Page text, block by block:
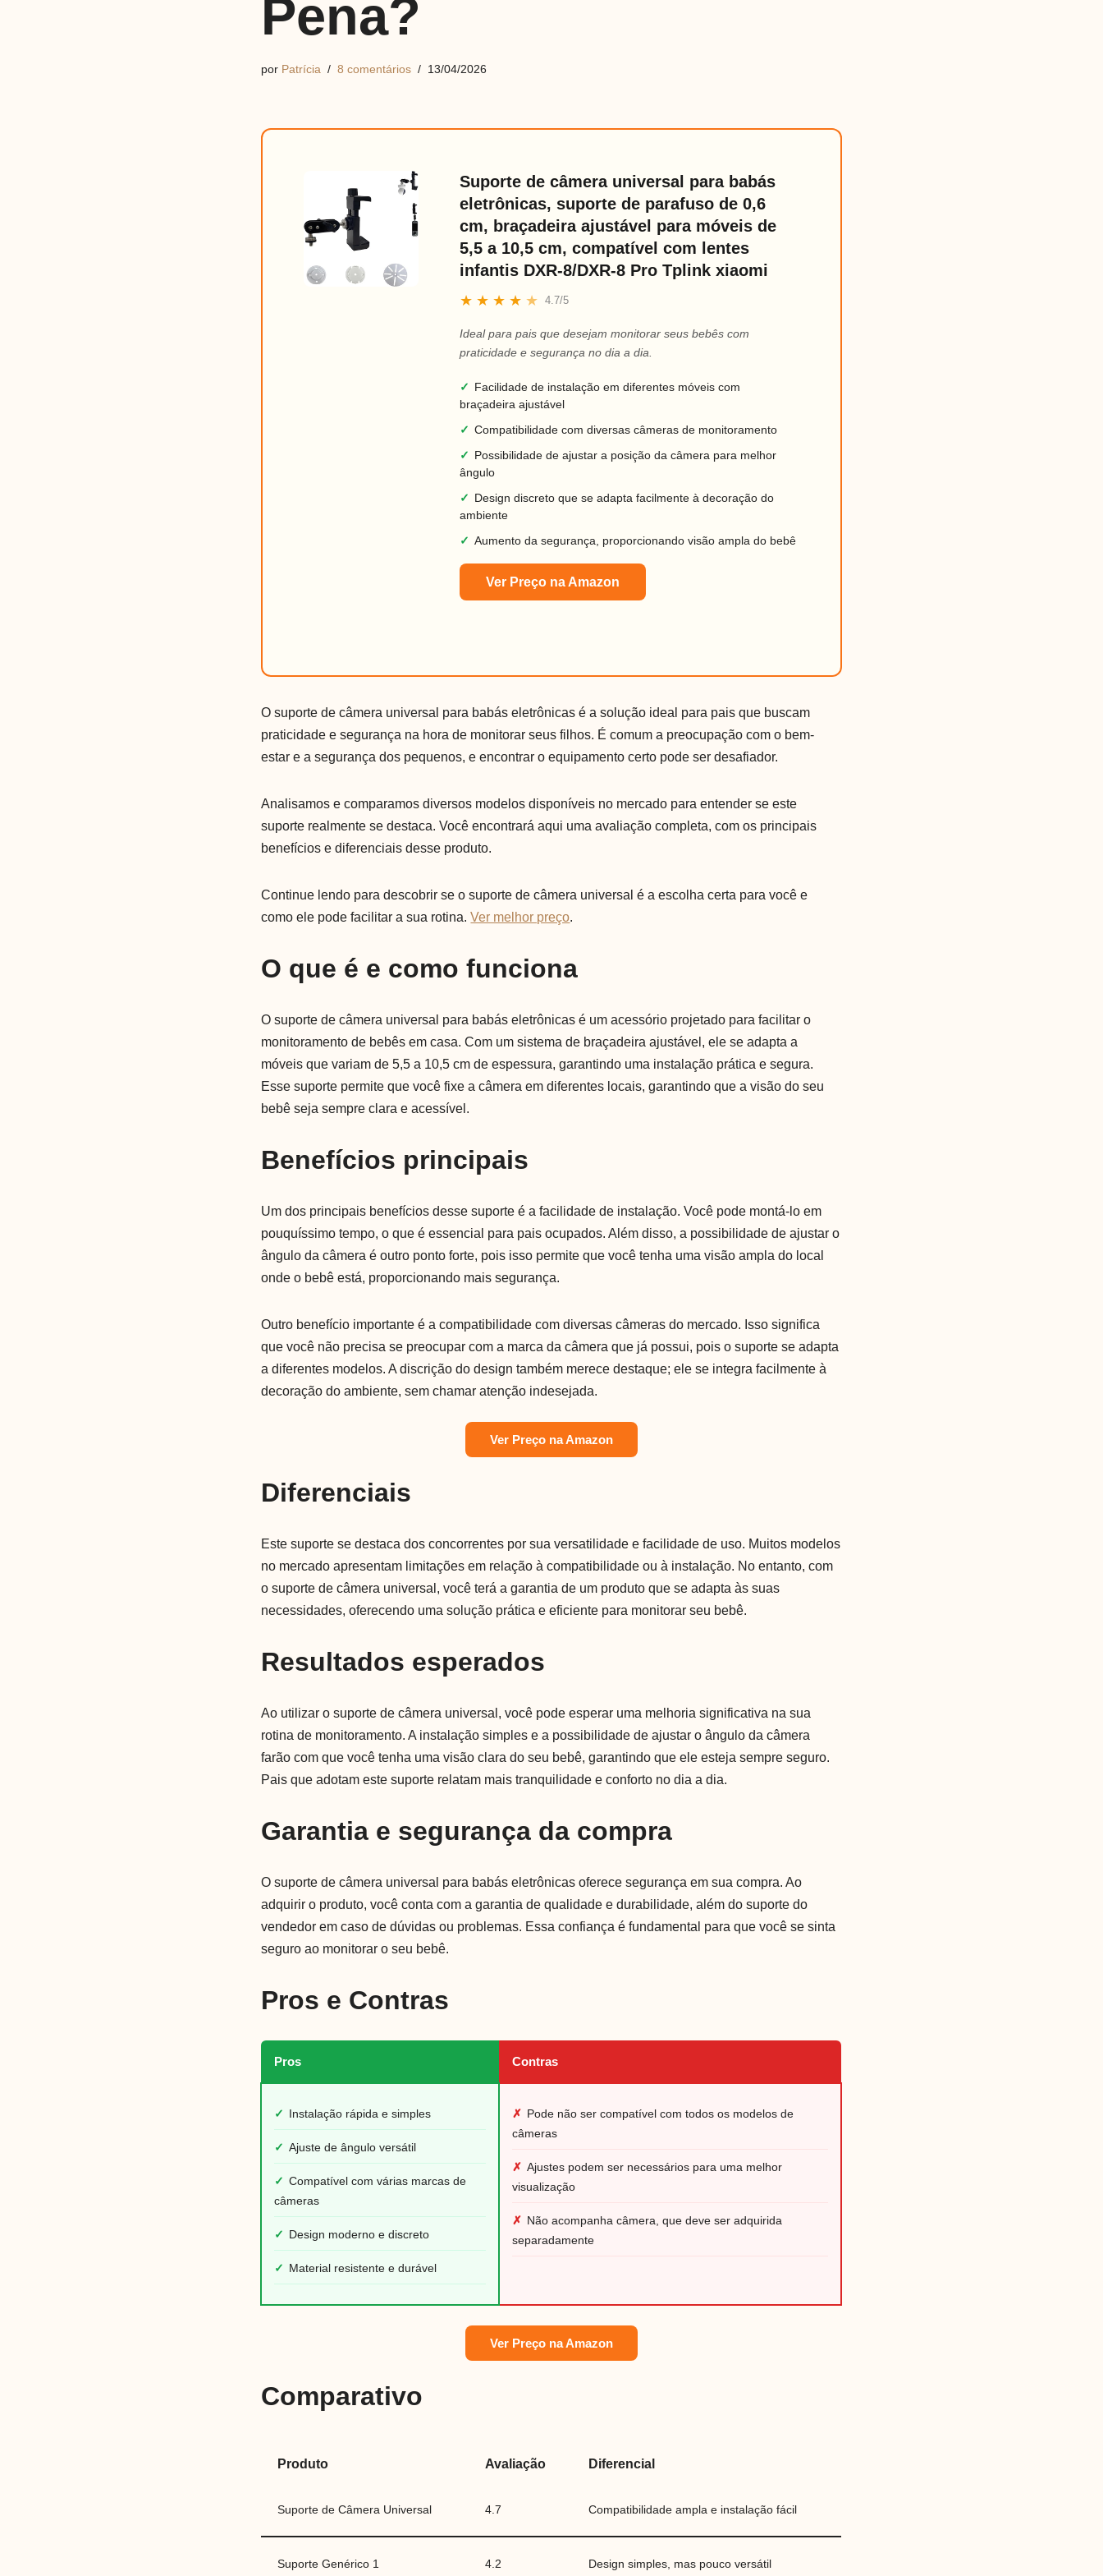
Pena?
por Patrícia 8 comentários 13/04/2026
Suporte de câmera universal para babás
eletrônicas, suporte de parafuso de 0,6
cm, braçadeira ajustável para móveis de
5,5 a 10,5 cm, compatível com lentes
infantis DXR-8/DXR-8 Pro Tplink xiaomi
★ ★ ★ ★ ★ 4.7/5
Ideal para pais que desejam monitorar seus bebês com
praticidade e segurança no dia a dia.
✓ Facilidade de instalação em diferentes móveis com
braçadeira ajustável
✓ Compatibilidade com diversas câmeras de monitoramento
✓ Possibilidade de ajustar a posição da câmera para melhor
ângulo
✓ Design discreto que se adapta facilmente à decoração do
ambiente
✓ Aumento da segurança, proporcionando visão ampla do bebê
Ver Preço na Amazon
O suporte de câmera universal para babás eletrônicas é a solução ideal para pais que buscam
praticidade e segurança na hora de monitorar seus filhos. É comum a preocupação com o bem-
estar e a segurança dos pequenos, e encontrar o equipamento certo pode ser desafiador.
Analisamos e comparamos diversos modelos disponíveis no mercado para entender se este
suporte realmente se destaca. Você encontrará aqui uma avaliação completa, com os principais
benefícios e diferenciais desse produto.
Continue lendo para descobrir se o suporte de câmera universal é a escolha certa para você e
como ele pode facilitar a sua rotina.Ver melhor preço.
O que é e como funciona
O suporte de câmera universal para babás eletrônicas é um acessório projetado para facilitar o
monitoramento de bebês em casa. Com um sistema de braçadeira ajustável, ele se adapta a
móveis que variam de 5,5 a 10,5 cm de espessura, garantindo uma instalação prática e segura.
Esse suporte permite que você fixe a câmera em diferentes locais, garantindo que a visão do seu
bebê seja sempre clara e acessível.
Benefícios principais
Um dos principais benefícios desse suporte é a facilidade de instalação. Você pode montá-lo em
pouquíssimo tempo, o que é essencial para pais ocupados. Além disso, a possibilidade de ajustar o
ângulo da câmera é outro ponto forte, pois isso permite que você tenha uma visão ampla do local
onde o bebê está, proporcionando mais segurança.
Outro benefício importante é a compatibilidade com diversas câmeras do mercado. Isso significa
que você não precisa se preocupar com a marca da câmera que já possui, pois o suporte se adapta
a diferentes modelos. A discrição do design também merece destaque; ele se integra facilmente à
decoração do ambiente, sem chamar atenção indesejada.
Ver Preço na Amazon
Diferenciais
Este suporte se destaca dos concorrentes por sua versatilidade e facilidade de uso. Muitos modelos
no mercado apresentam limitações em relação à compatibilidade ou à instalação. No entanto, com
o suporte de câmera universal, você terá a garantia de um produto que se adapta às suas
necessidades, oferecendo uma solução prática e eficiente para monitorar seu bebê.
Resultados esperados
Ao utilizar o suporte de câmera universal, você pode esperar uma melhoria significativa na sua
rotina de monitoramento. A instalação simples e a possibilidade de ajustar o ângulo da câmera
farão com que você tenha uma visão clara do seu bebê, garantindo que ele esteja sempre seguro.
Pais que adotam este suporte relatam mais tranquilidade e conforto no dia a dia.
Garantia e segurança da compra
O suporte de câmera universal para babás eletrônicas oferece segurança em sua compra. Ao
adquirir o produto, você conta com a garantia de qualidade e durabilidade, além do suporte do
vendedor em caso de dúvidas ou problemas. Essa confiança é fundamental para que você se sinta
seguro ao monitorar o seu bebê.
Pros e Contras
Pros Contras
✓ Instalação rápida e simples
✓ Ajuste de ângulo versátil
✓ Compatível com várias marcas de
câmeras
✓ Design moderno e discreto
✓ Material resistente e durável
✗ Pode não ser compatível com todos os modelos de
câmeras
✗ Ajustes podem ser necessários para uma melhor
visualização
✗ Não acompanha câmera, que deve ser adquirida
separadamente
Ver Preço na Amazon
Comparativo
Produto Avaliação Diferencial
Suporte de Câmera Universal 4.7 Compatibilidade ampla e instalação fácil
Suporte Genérico 1 4.2 Design simples, mas pouco versátil